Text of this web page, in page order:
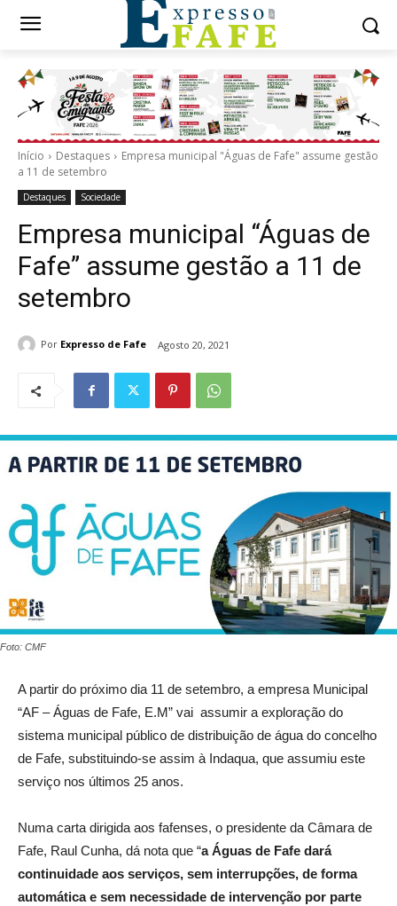
Início Destaques
Empresa municipal "Águas de Fafe" assume gestão
a 11 de setembro
Destaques Sociedade
Empresa municipal “Águas de
Fafe” assume gestão a 11 de
setembro
Por Expresso de Fafe Agosto 20, 2021
Foto: CMF
A partir do próximo dia 11 de setembro, a empresa Municipal
“AF – Águas de Fafe, E.M” vai assumir a exploração do
sistema municipal público de distribuição de água do concelho
de Fafe, substituindo-se assim à Indaqua, que assumiu este
serviço nos últimos 25 anos.
Numa carta dirigida aos fafenses, o presidente da Câmara de
Fafe, Raul Cunha, dá nota que “a Águas de Fafe dará
continuidade aos serviços, sem interrupções, de forma
automática e sem necessidade de intervenção por parte